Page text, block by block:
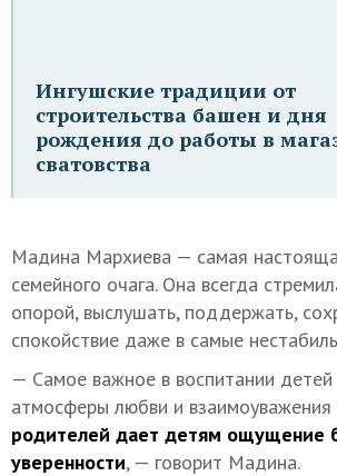
Ингушские традиции от
строительства башен и дня
рождения до работы в
сватовства
Мадина Мархиева — самая
семейного очага. Она всегда
опорой, выслушать, поддержать,
спокойствие даже в самые
— Самое важное в воспитании
атмосферы любви и взаимоуважения
родителей дает детям ощущение
уверенности, — говорит Мадина.